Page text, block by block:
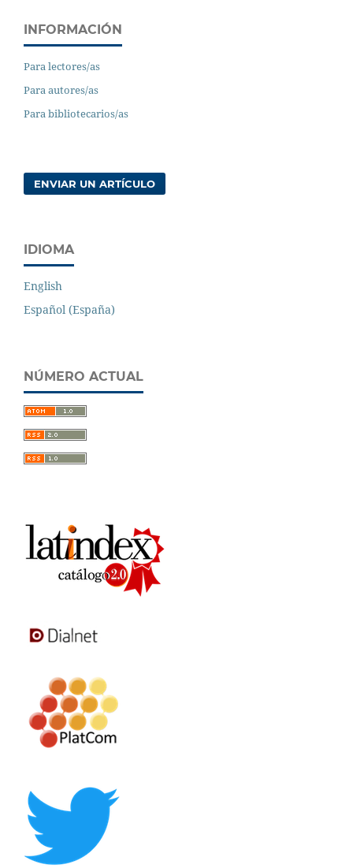
INFORMACIÓN
Para lectores/as
Para autores/as
Para bibliotecarios/as
ENVIAR UN ARTÍCULO
IDIOMA
English
Español (España)
NÚMERO ACTUAL